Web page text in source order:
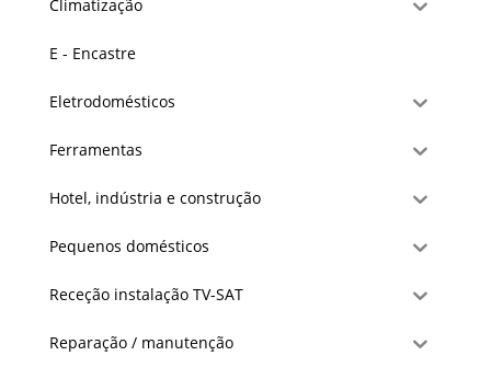
Climatização
E - Encastre
Eletrodomésticos
Ferramentas
Hotel, indústria e construção
Pequenos domésticos
Receção instalação TV-SAT
Reparação / manutenção